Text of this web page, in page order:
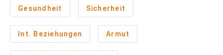
Gesundheit Sicherheit
Int. Beziehungen Armut